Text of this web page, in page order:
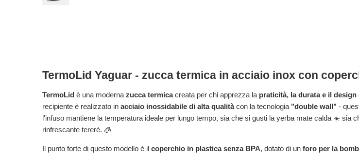
TermoLid Yaguar - zucca termica in acciaio inox con
TermoLid è una moderna zucca termicacreata per chi apprezza la praticità, la durata e il design
recipiente è realizzato in acciaio inossidabile di alta qualitàcon la tecnologia "double wall" -
l'infuso mantiene la temperatura ideale per lungo tempo, sia che si gusti la yerba mate calda ☀️ sia
rinfrescante tereré. 🧊
Il punto forte di questo modello è il coperchio in plastica senza BPA, dotato di un foro per la